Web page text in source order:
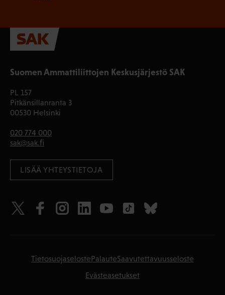
Suomen Ammattiliittojen Keskusjärjestö SAK
PL 157
Pitkänsillanranta 3
00530 Helsinki
020 774 000
sak@sak.fi
LISÄÄ YHTEYSTIETOJA
TietosuojaselostePalauteSaavutettavuusseloste
Evästeasetukset